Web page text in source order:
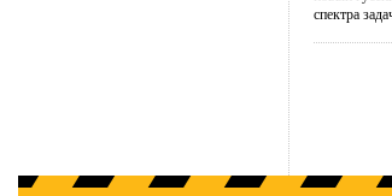
спектра